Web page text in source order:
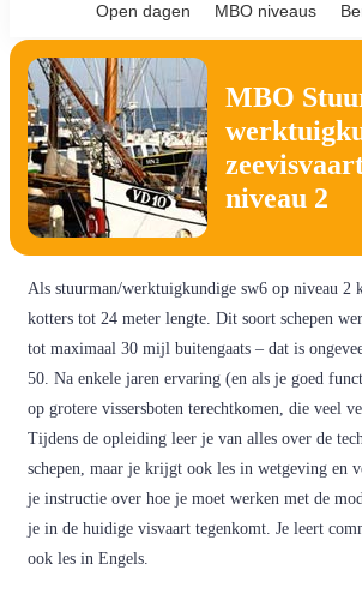
Open dagen MBO niveaus
MBO
niveau 2
Als stuurman/werktuigkundige sw6 op niveau 2
kotters tot 24 meter lengte. Dit soort schepen
tot maximaal 30 mijl buitengaats – dat is
50. Na enkele jaren ervaring (en als je goed
op grotere vissersboten terechtkomen, die veel
Tijdens de opleiding leer je van alles over de
schepen, maar je krijgt ook les in wetgeving en
je instructie over hoe je moet werken met de
je in de huidige visvaart tegenkomt. Je leert
ook les in Engels.